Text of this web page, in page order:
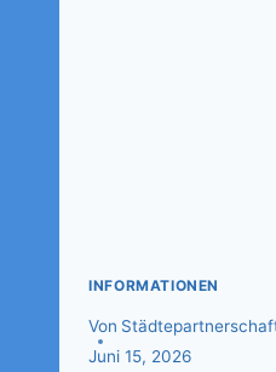
INFORMATIONEN
Von
Juni 15, 2026